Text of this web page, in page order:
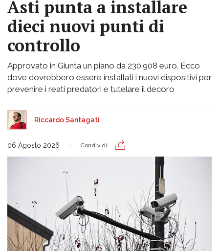
Asti punta a installare
dieci nuovi punti di
controllo
Approvato in Giunta un piano da 230.908 euro. Ecco
dove dovrebbero essere installati i nuovi dispositivi per
prevenire i reati predatori e tutelare il decoro
Riccardo Santagati
06 Agosto 2026 Condividi